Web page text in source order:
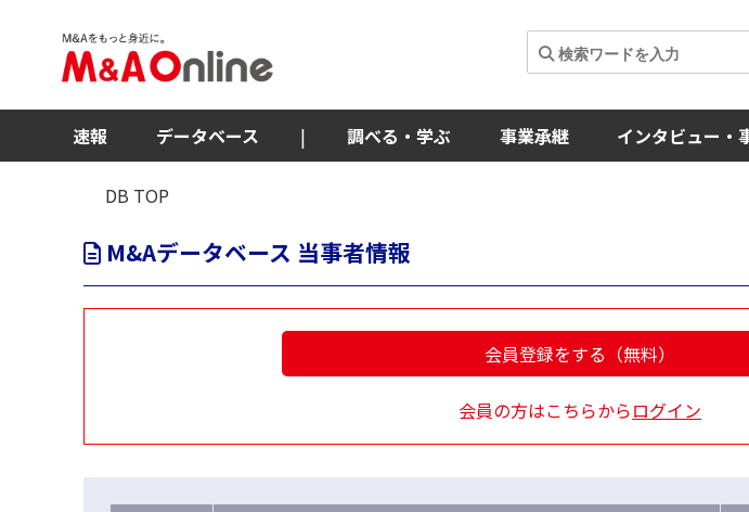
速報 データベース | 調べる・学ぶ 事業承継 インタビュー・
DB TOP
M&Aデータベース 当事者情報
会員登録をする（無料）
会員の方はこちらからログイン